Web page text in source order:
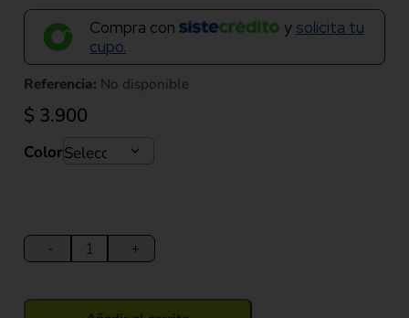
Compra con y solicita tu
cupo.
Referencia: No disponible
$ 3.900
Color
-
Regalo
+